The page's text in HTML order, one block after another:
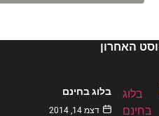
האחרון
בלוג בחינם
דצמ 14, 2014